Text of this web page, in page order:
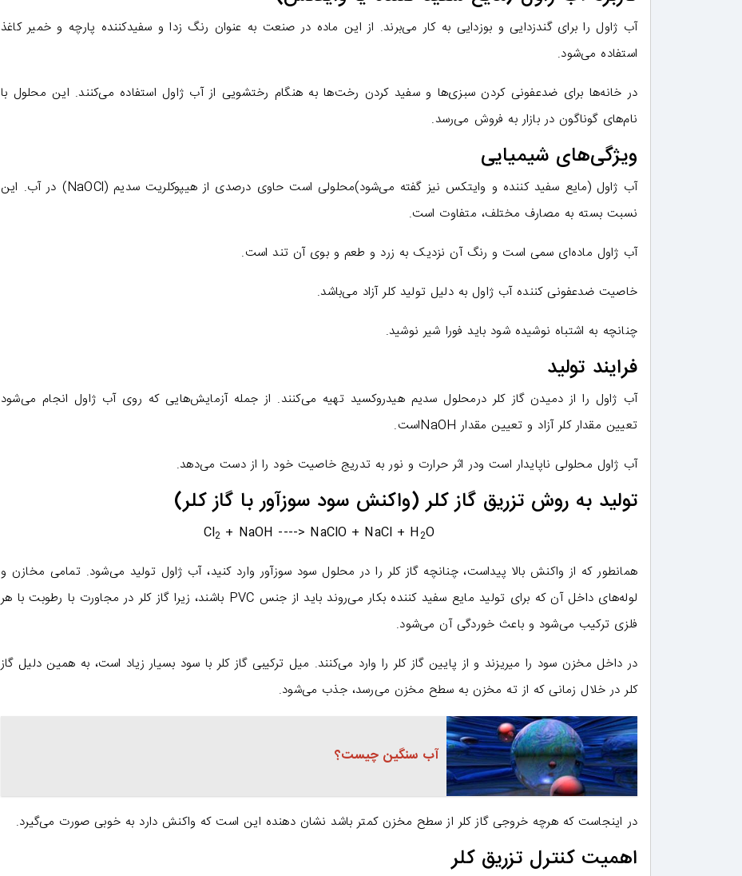
آب ژاول را برای گندزدایی و بوزدایی به کار می‌برند. از این ماده در صنعت به عنوان رنگ‌ زدا و سفیدکننده پارچه و خمیر کاغذ
استفاده می‌شود.
در خانه‌ها برای ضدعفونی کردن سبزی‌ها و سفید کردن رخت‌ها به هنگام رختشویی از آب ژاول استفاده می‌کنند. این محلول با
نام‌های گوناگون در بازار به فروش می‌رسد.
ویژگی‌های شیمیایی
آب ژاول (مایع سفید کننده و وایتکس نیز گفته می‌شود)محلولی است حاوی درصدی از هیپوکلریت سدیم (NaOCl) در آب. این
نسبت بسته به مصارف مختلف، متفاوت است.
آب ژاول ماده‌ای سمی است و رنگ آن نزدیک به زرد و طعم و بوی آن تند است.
خاصیت ضدعفونی کننده آب ژاول به دلیل تولید کلر آزاد می‌باشد.
چنانچه به اشتباه نوشیده شود باید فورا شیر نوشید.
فرایند تولید
آب ژاول را از دمیدن گاز کلر درمحلول سدیم هیدروکسید تهیه می‌کنند. از جمله آزمایش‌هایی که روی آب ژاول انجام می‌شود
تعیین مقدار کلر آزاد و تعیین مقدار NaOHاست.
آب ژاول محلولی ناپایدار است ودر اثر حرارت و نور به تدریج خاصیت خود را از دست می‌دهد.
تولید به روش تزریق گاز کلر (واکنش سود سوزآور با گاز کلر)
Cl2 + NaOH ----> NaClO + NaCl + H2O
همانطور که از واکنش بالا پیداست، چنانچه گاز کلر را در محلول سود سوزآور وارد کنید، آب ژاول تولید می‌شود. تمامی مخازن و
لوله‌های داخل آن که برای تولید مایع سفید کننده بکار می‌روند باید از جنس PVC باشند، زیرا گاز کلر در مجاورت با رطوبت با هر
فلزی ترکیب می‌شود و باعث خوردگی آن می‌شود.
در داخل مخزن سود را میریزند و از پایین گاز کلر را وارد می‌کنند. میل ترکیبی گاز کلر با سود بسیار زیاد است، به همین دلیل گاز
کلر در خلال زمانی که از ته مخزن به سطح مخزن می‌رسد، جذب می‌شود.
آب سنگین چیست؟
در اینجاست که هرچه خروجی گاز کلر از سطح مخزن کمتر باشد نشان دهنده این است که واکنش دارد به خوبی صورت می‌گیرد.
اهمیت کنترل تزریق کلر